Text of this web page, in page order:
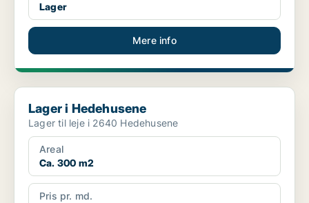
Lager
Mere info
Lager i Hedehusene
Lager i Hedehusene
Lager til leje i 2640 Hedehusene
Areal
Ca. 300 m2
Pris pr. md.